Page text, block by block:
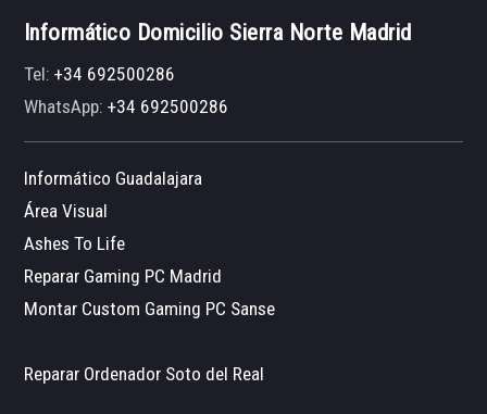
Informático Domicilio Sierra Norte Madrid
Tel:+34 692500286
WhatsApp:+34 692500286
Informático Guadalajara
Área Visual
Ashes To Life
Reparar Gaming PC Madrid
Montar Custom Gaming PC Sanse
Reparar Ordenador Soto del Real